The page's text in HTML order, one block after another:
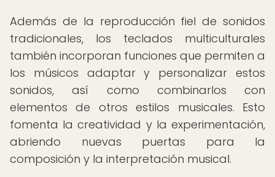
Además de la reproducción fiel de sonidos
tradicionales, los teclados multiculturales
también incorporan funciones que permiten a
los músicos adaptar y personalizar estos
sonidos, así como combinarlos con
elementos de otros estilos musicales. Esto
fomenta la creatividad y la experimentación,
abriendo nuevas puertas para la
composición y la interpretación musical.